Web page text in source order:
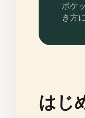
ポケ
き方
はじ